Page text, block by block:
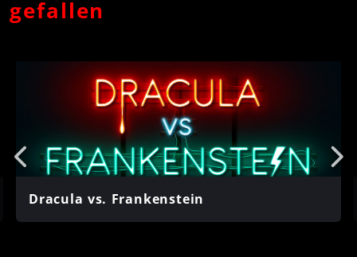
- Tochter des Lichts, Johnny Sinclair, Mark Brandis &
Wars und The Cruise
gefallen
Dracula vs. Frankenstein